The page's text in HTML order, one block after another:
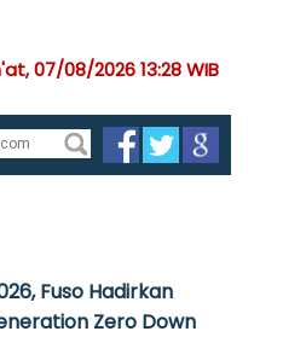
07/08/2026 13:28 WIB
Fuso Hadirkan
Zero Down